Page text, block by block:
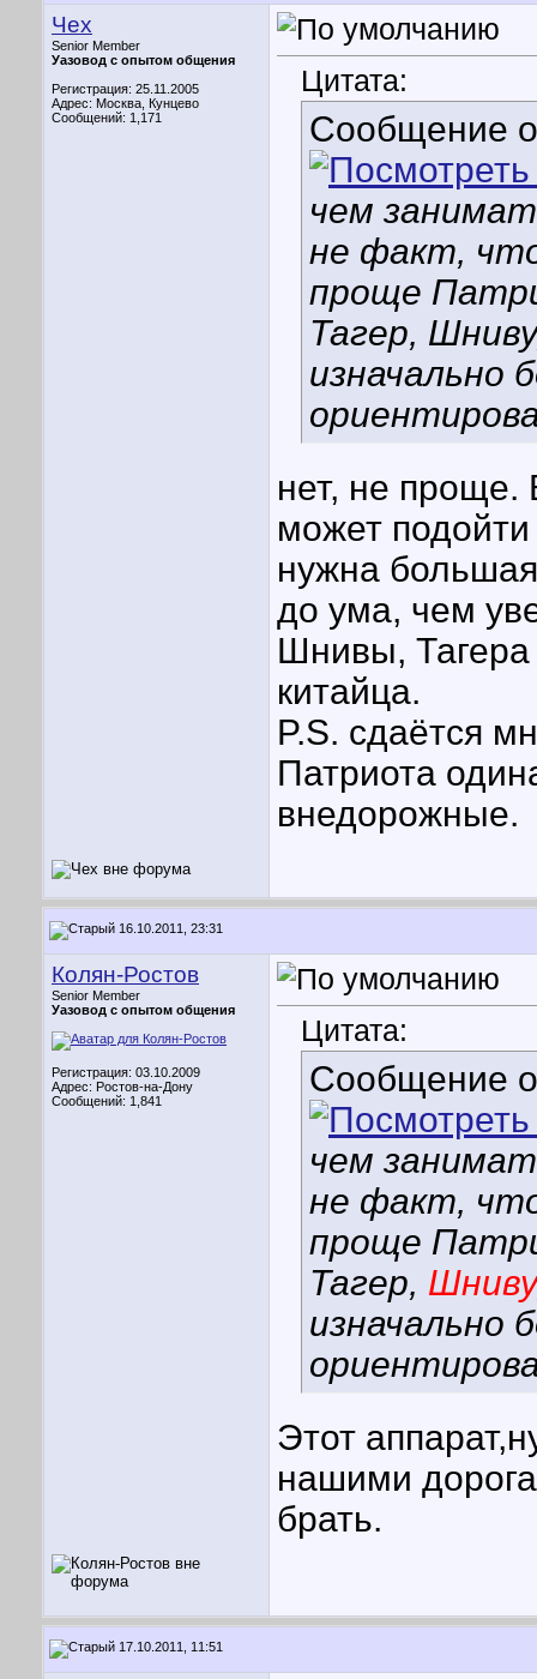
Чех
Senior Member
Уазовод с опытом общения
Регистрация: 25.11.2005
Адрес: Москва, Кунцево
Сообщений: 1,171
Цитата:
Сообщение
чем
не факт,
проще
Тагер,
изначально
нет, не
может
нужна
до ума, чем
Шнивы, Тагера
китайца.
P.S. сдаётся
Патриота
внедорожные.
16.10.2011, 23:31
Колян-Ростов
Senior Member
Уазовод с опытом общения
Регистрация: 03.10.2009
Адрес: Ростов-на-Дону
Сообщений: 1,841
Цитата:
Сообщение
чем
не факт,
проще
Тагер,
изначально
Этот
нашими
брать.
17.10.2011, 11:51